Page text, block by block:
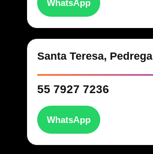
WhatsApp
Santa Teresa, Pedregal
55 7927 7236
WhatsApp